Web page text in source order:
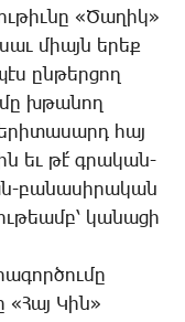
«­Ծա­ղիկ»
միայն ե­րեք
ըն­թեր­ցող
խթա­նող
հայ
եւ թէ՛ գրա­կան-
բա­նա­սի­րա­կան
կա­նա­ցի
­Կին»